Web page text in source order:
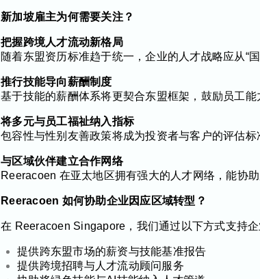
新加坡雇主为何需要关注？
把握跨境人才流动新格局
随着东盟资历标准趋于统一，企业的人才战略应从“
推行技能导向薪酬制度
基于技能的薪酬体系将更契合东盟框架，鼓励员工能
将多元与员工福祉纳入指标
包容性与性别友善政策将成为投资者与客户的评估标
与区域伙伴建立合作网络
Reeracoen 在亚太地区拥有强大的人才网络，能协
Reeracoen 如何协助企业因应区域转型？
在 Reeracoen Singapore，我们通过以下方式支持企
提供跨东盟市场的薪资与技能基准报告
提供跨境招聘与人才流动顾问服务